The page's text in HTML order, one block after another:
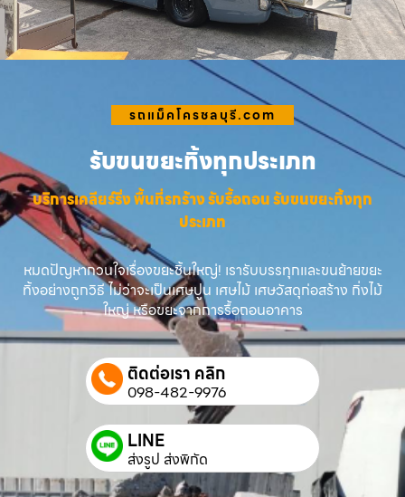
รถแม็คโครชลบุรี.com
รับขนขยะทิ้งทุกประเภท
บริการเคลียร์ริ่ง พื้นที่รกร้าง รับรื้อถอน รับขนขยะทิ้งทุก
ประเภท
หมดปัญหากวนใจเรื่องขยะชิ้นใหญ่! เรารับบรรทุกและขนย้ายขยะ
ทิ้งอย่างถูกวิธี ไม่ว่าจะเป็นเศษปูน เศษไม้ เศษวัสดุก่อสร้าง กิ่งไม้
ใหญ่ หรือขยะจากการรื้อถอนอาคาร
ติดต่อเรา คลิก
098-482-9976
LINE
ส่งรูป ส่งพิกัด